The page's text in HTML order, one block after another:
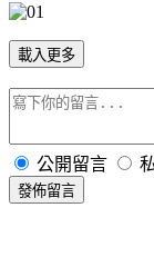
載入更多
公開留言
發佈留言